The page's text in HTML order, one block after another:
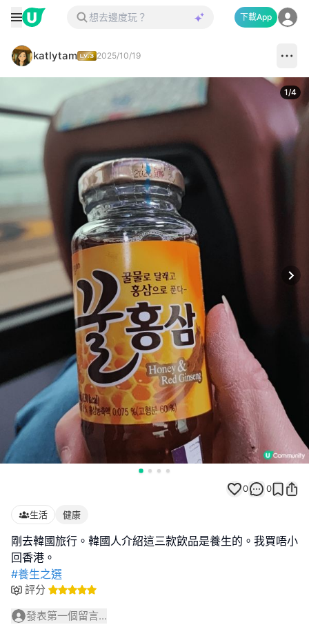
下載App
katlytam 2025/10/19
1/4
0 0
生活 健康
剛去韓國旅行。韓國人介紹這三款飲品是養生的。我買唔小
#養生之選
評分
發表第一個留言...